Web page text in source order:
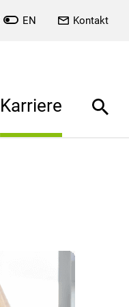
EN Kontakt
Karriere